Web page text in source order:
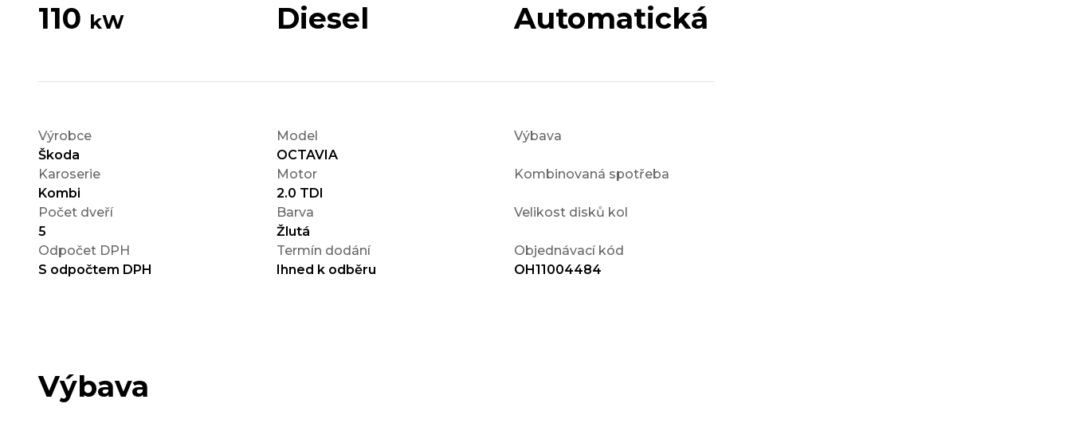
110 kW Diesel Automatická
Výrobce
Škoda
Model
OCTAVIA
Výbava
Karoserie
Kombi
Motor
2.0 TDI
Kombinovaná spotřeba
Počet dveří
5
Barva
Žlutá
Velikost disků kol
Odpočet DPH
S odpočtem DPH
Termín dodání
Ihned k odběru
Objednávací kód
OH11004484
Výbava